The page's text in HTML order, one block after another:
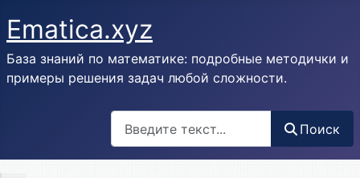
Ematica.xyz
База знаний по математике: подробные методички и
примеры решения задач любой сложности.
Поиск